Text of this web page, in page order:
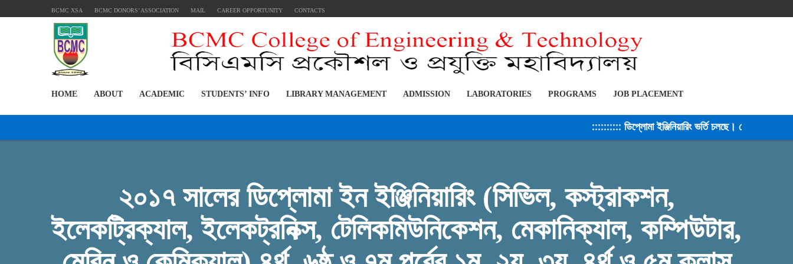
BCMC XSA BCMC DONORS’ ASSOCIATION MAIL CAREER OPPORTUNITY CONTACTS
HOME ABOUT ACADEMIC STUDENTS’ INFO LIBRARY MANAGEMENT ADMISSION LABORATORIES PROGRAMS JOB PLACEMENT
:::::::::: ডিপ্লোমা ইঞ্জিনিয়ারিং ভর্তি চলছে। সেশন ২০২৫-
২০১৭ সালের ডিপ্লোমা ইন ইঞ্জিনিয়ারিং (সিভিল, কস্ট্রাকশন,
ইলেকট্রিক্যাল, ইলেকট্রনিক্স, টেলিকমিউনিকেশন, মেকানিক্যাল, কম্পিউটার,